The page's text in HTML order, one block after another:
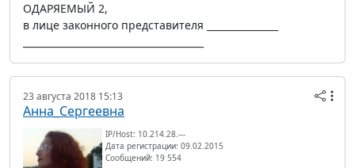
ОДАРЯЕМЫЙ 2,
в лице законного представителя _______________
23 августа 2018 15:13
Анна_Сергеевна
IP/Host: 10.214.28.---
Дата регистрации: 09.02.2015
Сообщений: 19 554